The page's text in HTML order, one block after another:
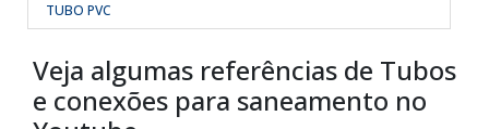
TUBO PVC
Veja algumas referências de Tubos
e conexões para saneamento no